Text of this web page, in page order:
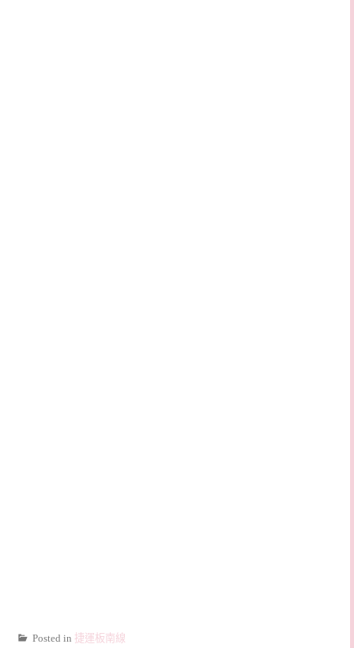
Posted in 捷運板南線